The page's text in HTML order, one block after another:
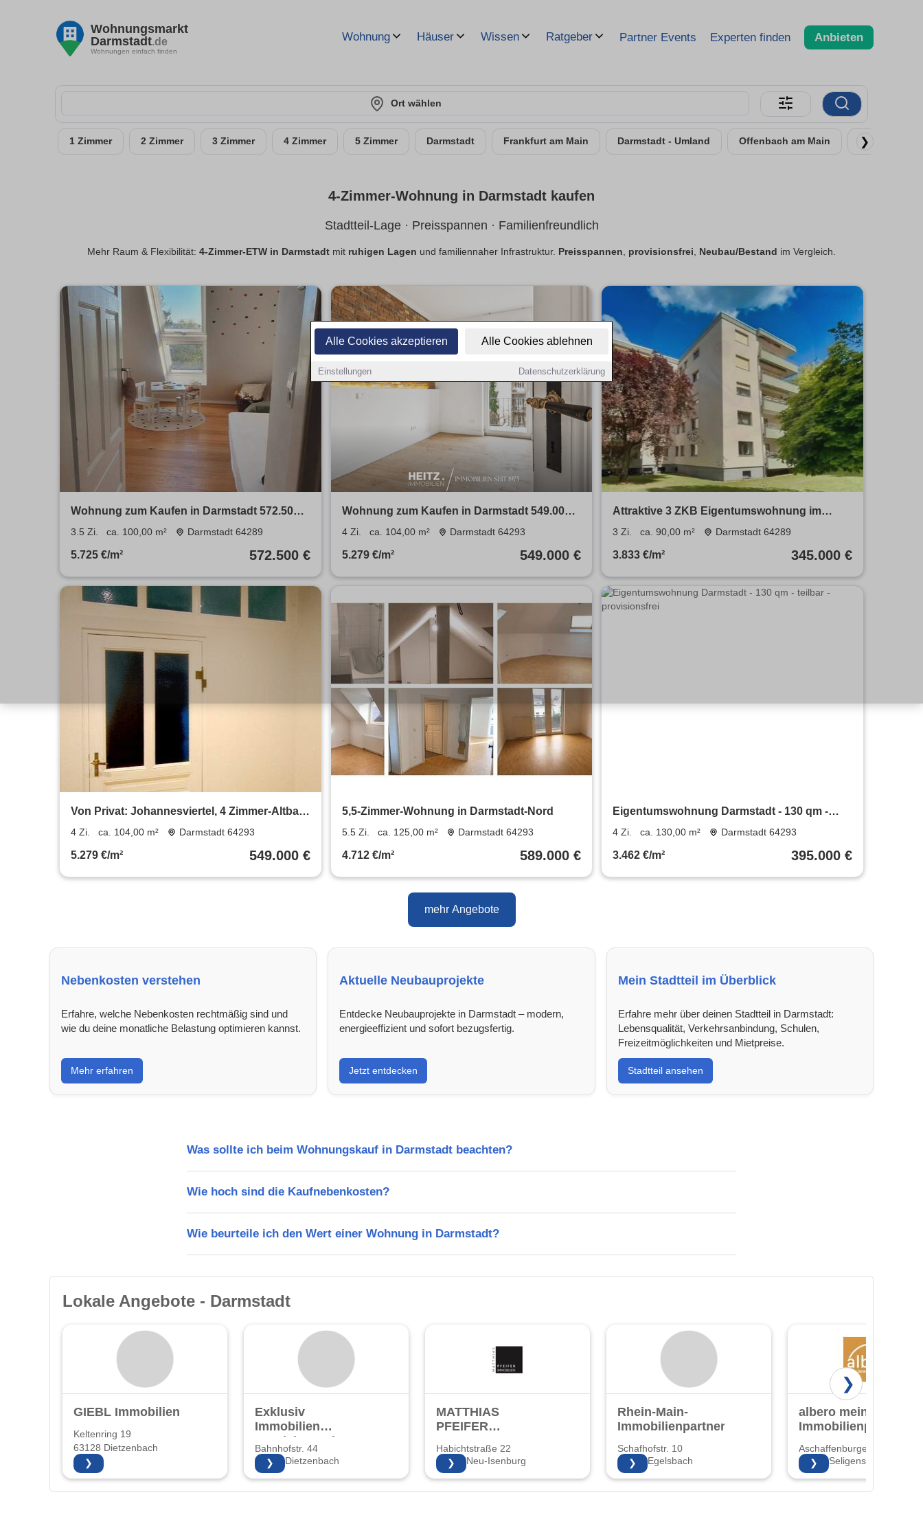
Alle Cookies akzeptieren Alle Cookies ablehnen
Einstellungen Datenschutzerklärung
Wohnungsmarkt
Darmstadt.de
Wohnungen einfach finden
Wohnung Häuser Wissen Ratgeber Partner Events Experten finden Anbieten
Ort wählen
1 Zimmer 2 Zimmer 3 Zimmer 4 Zimmer 5 Zimmer Darmstadt Frankfurt am Main Darmstadt - Umland Offenbach am Main Rüsselsheim
❯
4-Zimmer-Wohnung in Darmstadt kaufen
Stadtteil-Lage · Preisspannen · Familienfreundlich
Mehr Raum & Flexibilität: 4-Zimmer-ETW in Darmstadt mit ruhigen Lagen und familiennaher Infrastruktur. Preisspannen, provisionsfrei, Neubau/Bestand im Vergleich.
Wohnung zum Kaufen in Darmstadt 572.500 €
100 m²
3.5 Zi. ca. 100,00 m² Darmstadt 64289
5.725 €/m² 572.500 €
Wohnung zum Kaufen in Darmstadt 549.000 €
104 m²
4 Zi. ca. 104,00 m² Darmstadt 64293
5.279 €/m² 549.000 €
Attraktive 3 ZKB Eigentumswohnung im
begehrten Komponistenviertel
3 Zi. ca. 90,00 m² Darmstadt 64289
3.833 €/m² 345.000 €
Von Privat: Johannesviertel, 4 Zimmer-Altbau,
2 Bäder, Balkon
4 Zi. ca. 104,00 m² Darmstadt 64293
5.279 €/m² 549.000 €
5,5-Zimmer-Wohnung in Darmstadt-Nord
5.5 Zi. ca. 125,00 m² Darmstadt 64293
4.712 €/m² 589.000 €
Eigentumswohnung Darmstadt - 130 qm -
teilbar - provisionsfrei
4 Zi. ca. 130,00 m² Darmstadt 64293
3.462 €/m² 395.000 €
mehr Angebote
Nebenkosten verstehen
Erfahre, welche Nebenkosten rechtmäßig sind und
wie du deine monatliche Belastung optimieren kannst.
Mehr erfahren
Aktuelle Neubauprojekte
Entdecke Neubauprojekte in Darmstadt – modern,
energieeffizient und sofort bezugsfertig.
Jetzt entdecken
Mein Stadtteil im Überblick
Erfahre mehr über deinen Stadtteil in Darmstadt:
Lebensqualität, Verkehrsanbindung, Schulen,
Freizeitmöglichkeiten und Mietpreise.
Stadtteil ansehen
Was sollte ich beim Wohnungskauf in Darmstadt beachten?
Wie hoch sind die Kaufnebenkosten?
Wie beurteile ich den Wert einer Wohnung in Darmstadt?
Lokale Angebote - Darmstadt
GIEBL Immobilien
Keltenring 19
63128 Dietzenbach
❯
Exklusiv
Immobilien
Vertriebs GmbH
Bahnhofstr. 44
63128 Dietzenbach
❯
MATTHIAS
PFEIFER
Habichtstraße 22
63263 Neu-Isenburg
❯
Rhein-Main-
Immobilienpartner
Schafhofstr. 10
63329 Egelsbach
❯
albero mein
Immobilienpartner
Aschaffenburger Str. 65
63500 Seligenstadt
❯
❯